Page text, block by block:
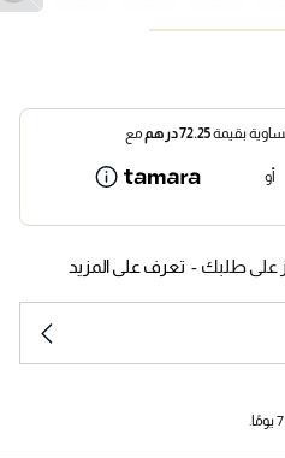
72.25درهممع
أو
تعرف على المزيد